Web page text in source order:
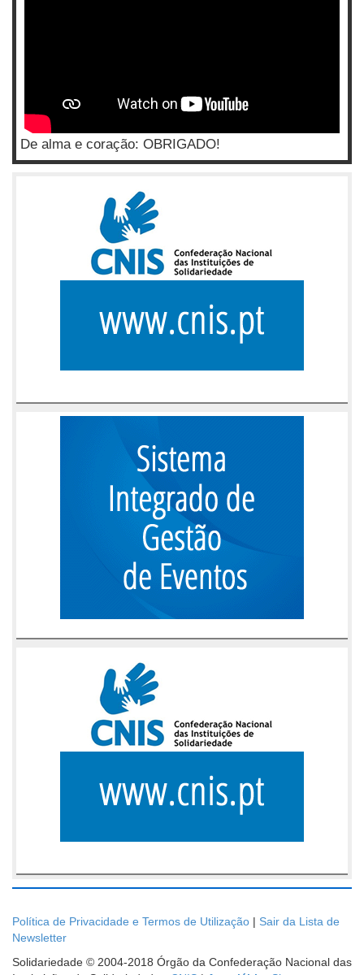
De alma e coração: OBRIGADO!
Política de Privacidade e Termos de Utilização | Sair da Lista de
Newsletter
Solidariedade © 2004-2018 Órgão da Confederação Nacional das